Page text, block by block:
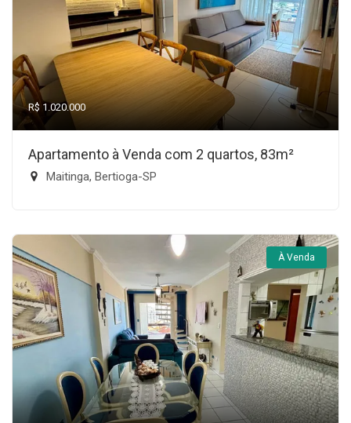
R$ 1.020.000
Apartamento à Venda com 2 quartos, 83m²
Maitinga, Bertioga-SP
À Venda